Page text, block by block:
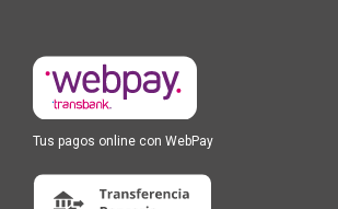
Tus pagos online con WebPay